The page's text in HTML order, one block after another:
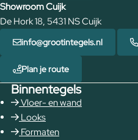
Showroom Cuijk
De Hork 18, 5431 NS Cuijk
info@grootintegels.nl
Plan je route
Binnentegels
Vloer- en wand
Looks
Formaten